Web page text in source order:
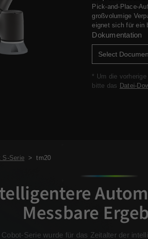
Pick-and-Place-
großvolumige
eignet sich für ein
Dokumentation
* Um die
bitte das Datei-
S-Serie > tm20
Messbare
Serie wurde für das Zeitalter der